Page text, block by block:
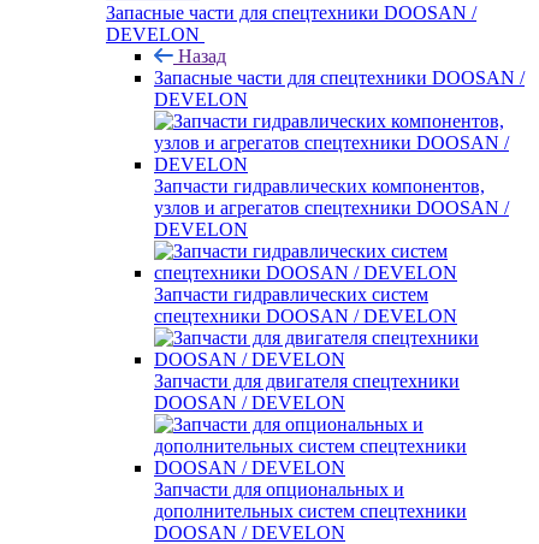
Запасные части для спецтехники DOOSAN /
DEVELON
Назад
Запасные части для спецтехники DOOSAN /
DEVELON
Запчасти гидравлических компонентов,
узлов и агрегатов спецтехники DOOSAN /
DEVELON
Запчасти гидравлических систем
спецтехники DOOSAN / DEVELON
Запчасти для двигателя спецтехники
DOOSAN / DEVELON
Запчасти для опциональных и
дополнительных систем спецтехники
DOOSAN / DEVELON